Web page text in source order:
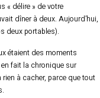
« délire » de votre
dîner à deux. Aujourd’hui,
deux portables).
étaient des moments
fait la chronique sur
rien à cacher, parce que tout